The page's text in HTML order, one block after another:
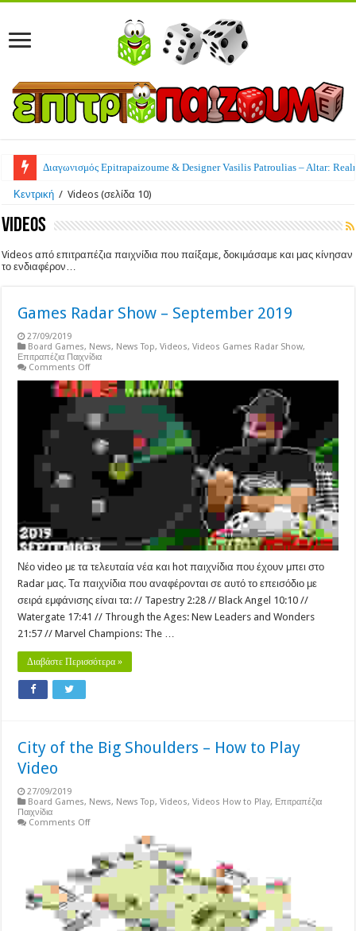
Διαγωνισμός Epitrapaizoume & Designer Vasilis Patroulias – Altar:
Κεντρική / Videos (σελίδα 10)
Videos
Videos από επιτραπέζια παιχνίδια που παίξαμε, δοκιμάσαμε και μας κίνησαν
το ενδιαφέρον…
Games Radar Show – September 2019
27/09/2019
Board Games, News, News Top,Videos,Videos Games Radar Show,
Επιτραπέζια Παιχνίδια
Comments Offon
Radar
Show
2019
Νέο video με τα τελευταία νέα και hot παιχνίδια που έχουν μπει στο
Radar μας. Τα παιχνίδια που αναφέρονται σε αυτό το επεισόδιο με
σειρά εμφάνισης είναι τα: // Tapestry 2:28 // Black Angel 10:10 //
Watergate 17:41 // Through the Ages: New Leaders and Wonders
21:57 // Marvel Champions: The …
Διαβάστε Περισσότερα »
City of the Big Shoulders – How to Play
Video
27/09/2019
Board Games, News, News Top,Videos,Videos How to Play, Επιτραπέζια
Παιχνίδια
Comments Offon
the
Big
Shoulders
–
How
to
Play
Video